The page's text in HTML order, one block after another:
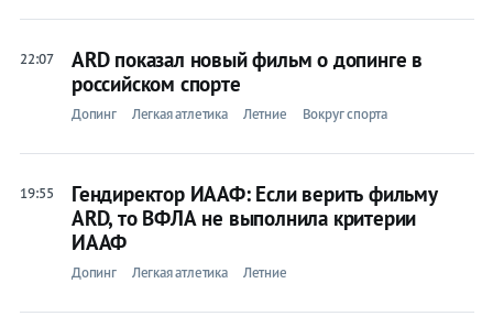
22:07
ARD показал новый фильм о допинге в
российском спорте
Допинг Легкая атлетика Летние Вокруг спорта
19:55
Гендиректор ИААФ: Если верить фильму
ARD, то ВФЛА не выполнила критерии
ИААФ
Допинг Легкая атлетика Летние